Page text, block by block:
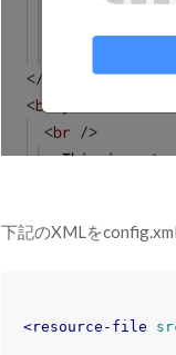
下記のXMLを
<resource-file